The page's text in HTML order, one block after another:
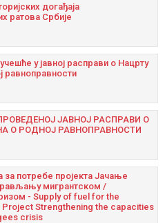
догађаја
ратова Србије
у јавној расправи о Нацрту
равноправности
ЈАВНОЈ РАСПРАВИ О
О РОДНОЈ РАВНОПРАВНОСТИ
за потребе пројекта Јачање
мигрантском /
- Supply of fuel for the
Strengthening the capacities
crisis